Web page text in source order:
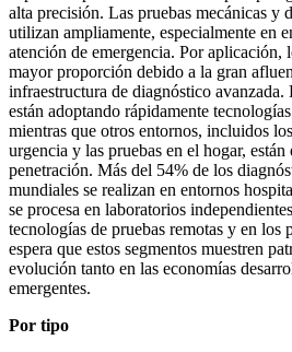
alta precisión. Las pruebas mecánicas y
utilizan ampliamente, especialmente en
atención de emergencia. Por aplicación,
mayor proporción debido a la gran
infraestructura de diagnóstico
están adoptando rápidamente
mientras que otros entornos, incluidos
urgencia y las pruebas en el hogar,
penetración. Más del 54% de los
mundiales se realizan en entornos
se procesa en laboratorios
tecnologías de pruebas remotas y en los
espera que estos segmentos muestren
evolución tanto en las economías
emergentes.
Por tipo